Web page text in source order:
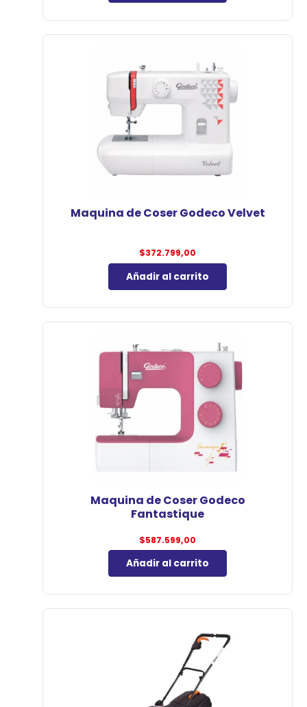
Maquina de Coser Godeco Velvet
$372.799,00
Añadir al carrito
Maquina de Coser Godeco
Fantastique
$587.599,00
Añadir al carrito